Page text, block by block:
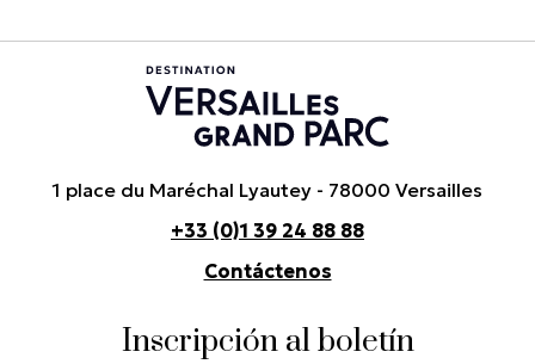
1 place du Maréchal Lyautey - 78000 Versailles
+33 (0)1 39 24 88 88
Contáctenos
Inscripción al boletín